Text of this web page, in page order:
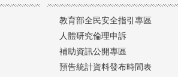
教育部全民安全指引專區
人體研究倫理申訴
補助資訊公開專區
預告統計資料發布時間表